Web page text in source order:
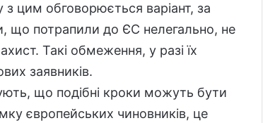
з цим обговорюється варіант, за
що потрапили до ЄС нелегально, не
Такі обмеження, у разі їх
заявників.
що подібні кроки можуть бути
європейських чиновників, це